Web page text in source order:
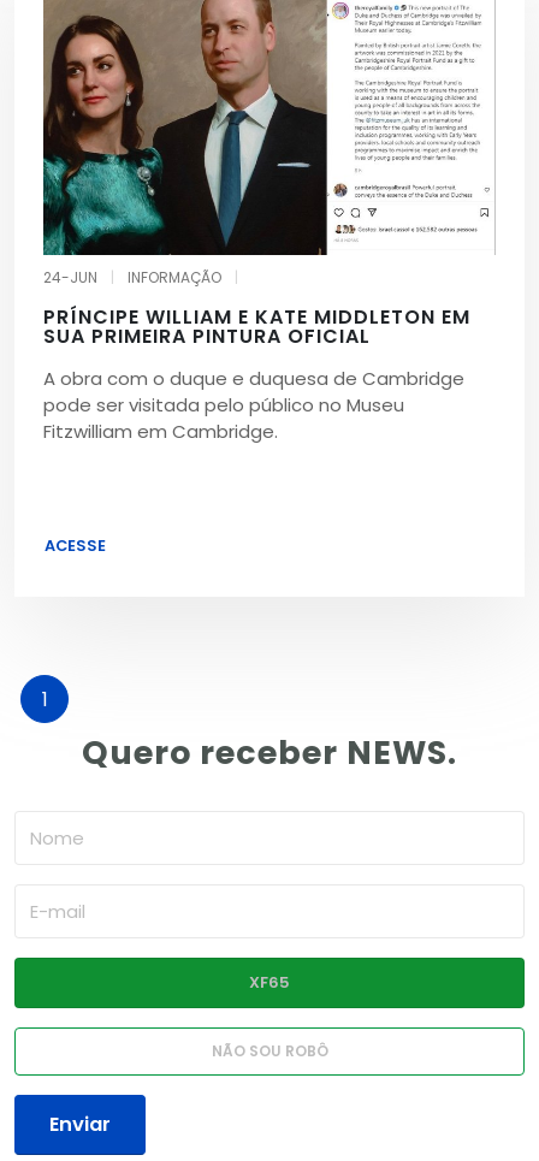
24-JUN INFORMAÇÃO
PRÍNCIPE WILLIAM E KATE MIDDLETON EM
SUA PRIMEIRA PINTURA OFICIAL
A obra com o duque e duquesa de Cambridge
pode ser visitada pelo público no Museu
Fitzwilliam em Cambridge.
ACESSE
1
Quero receber NEWS.
Enviar